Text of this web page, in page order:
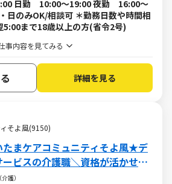
日勤 10:00～19:00 夜勤 16:00～
日のみOK/相談可 ＊勤務日数や時間相
5:00まで18歳以上の方(省令2号)
事内容を見てみる
詳細を見る
そよ風(9150)
たまケアコミュニティそよ風★デ
ービスの介護職＼資格が活かせる
ランクＯＫ・社保完備・各種手
護）